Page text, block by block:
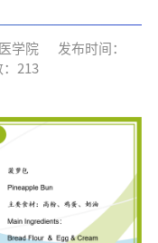
学院
发布时间：
213